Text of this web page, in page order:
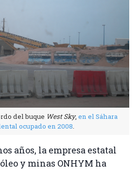
del buque West Sky, en el Sáhara
ocupado en 2008.
años, la empresa estatal
y minas ONHYM ha